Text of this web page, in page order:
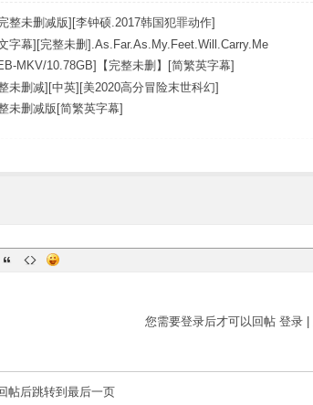
整未删减版][李钟硕.2017韩国犯罪动作]
字幕][完整未删].As.Far.As.My.Feet.Will.Carry.Me
MKV/10.78GB]【完整未删】[简繁英字幕]
未删减][中英][美2020高分冒险末世科幻]
未删减版[简繁英字幕]
您需要登录后才可以回帖 登录|
帖后跳转到最后一页